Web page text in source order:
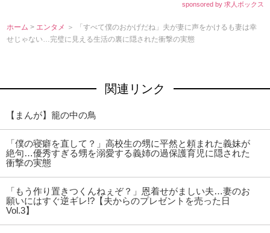
sponsored by 求人ボックス
ホーム > エンタメ ＞ 「すべて僕のおかげだね」夫が妻に声をかけるも妻は幸
せじゃない…完璧に見える生活の裏に隠された衝撃の実態
関連リンク
【まんが】籠の中の鳥
「僕の寝癖を直して？」高校生の甥に平然と頼まれた義妹が
絶句…優秀すぎる甥を溺愛する義姉の過保護育児に隠された
衝撃の実態
「もう作り置きつくんねぇぞ？」恩着せがましい夫…妻のお
願いにはすぐ逆ギレ!?【夫からのプレゼントを売った日
Vol.3】